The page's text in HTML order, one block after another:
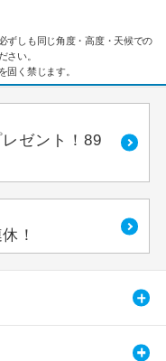
ずしも同じ角度・高度・天候での
さい。
く禁じます。
ゼント！89
！